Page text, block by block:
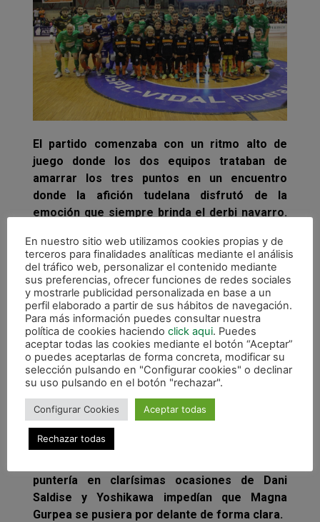
El partido comenzaba con un ritmo alto de
juego donde los dos equipos trataban de
amarrar los tres puntos en un encuentro
donde la afición tudelana disfrutó de la
emoción que siempre brinda el derbi navarro.
porterías hasta que en el minuto 16, Roberto
Martil conseguía abrir el marcador para los
visitantes. Acto seguido, Araça veía como su
lanzamiento se topaba con el poste tras una
buena jugada entrelazada con Eseverri.
La mínima ventaja al descanso se vería
modificada a los 4 minutos de la reanudación
del encuentro. Dani Saldise dispuso de un
ventaja, pero sería Rubi quien lograse
efectuar las tablas en el electrónico. Las
ocasiones de peligro se sucedían en la
puntería en clarísimas ocasiones de Dani
Saldise y Yoshikawa impedían que Magna
Gurpea se pusiera por delante de forma clara.
En nuestro sitio web utilizamos cookies propias y de
terceros para finalidades analíticas mediante el análisis
del tráfico web, personalizar el contenido mediante
sus preferencias, ofrecer funciones de redes sociales
y mostrarle publicidad personalizada en base a un
perfil elaborado a partir de sus hábitos de navegación.
Para más información puedes consultar nuestra
política de cookies haciendo click aqui. Puedes
aceptar todas las cookies mediante el botón “Aceptar”
o puedes aceptarlas de forma concreta, modificar su
selección pulsando en "Configurar cookies" o declinar
su uso pulsando en el botón "rechazar".
Configurar Cookies Aceptar todas
Rechazar todas